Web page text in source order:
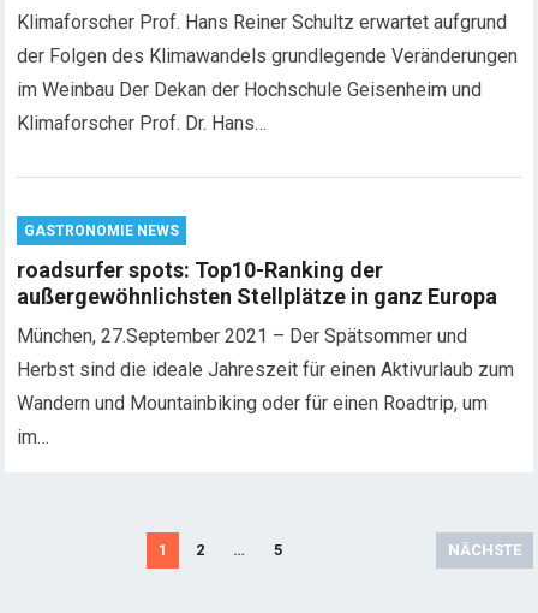
Klimaforscher Prof. Hans Reiner Schultz erwartet aufgrund
der Folgen des Klimawandels grundlegende Veränderungen
im Weinbau Der Dekan der Hochschule Geisenheim und
Klimaforscher Prof. Dr. Hans…
GASTRONOMIE NEWS
roadsurfer spots: Top10-Ranking der
außergewöhnlichsten Stellplätze in ganz Europa
München, 27.September 2021 – Der Spätsommer und
Herbst sind die ideale Jahreszeit für einen Aktivurlaub zum
Wandern und Mountainbiking oder für einen Roadtrip, um
im…
1 2 … 5 NÄCHSTE